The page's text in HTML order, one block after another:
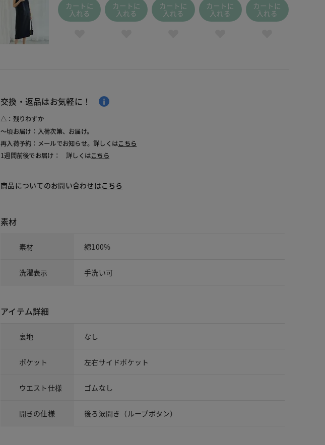
カートに
入れる
カートに
入れる
カートに
入れる
カートに
入れる
カートに
入れる
交換・返品はお気軽に！
△：残りわずか
～頃お届け：入荷次第、お届け。
再入荷予約：メールでお知らせ。詳しくはこちら
1週間前後でお届け： 詳しくはこちら
商品についてのお問い合わせはこちら
素材
素材 綿100%
洗濯表示 手洗い可
アイテム詳細
裏地 なし
ポケット 左右サイドポケット
ウエスト仕様 ゴムなし
開きの仕様 後ろ涙開き（ループボタン）